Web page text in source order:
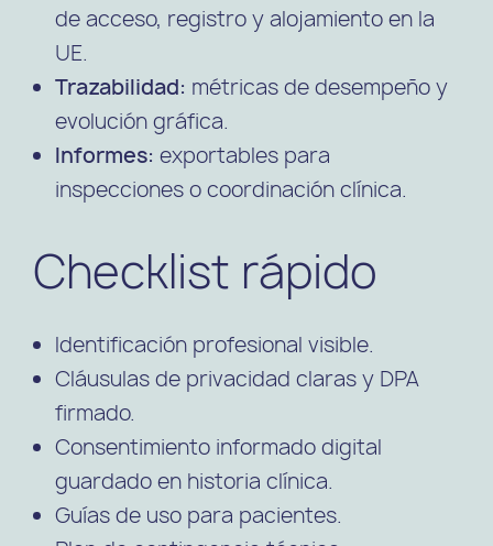
de acceso, registro y alojamiento en la
UE.
Trazabilidad: métricas de desempeño y
evolución gráfica.
Informes: exportables para
inspecciones o coordinación clínica.
Checklist rápido
Identificación profesional visible.
Cláusulas de privacidad claras y DPA
firmado.
Consentimiento informado digital
guardado en historia clínica.
Guías de uso para pacientes.